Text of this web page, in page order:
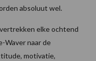
absoluut wel.
elke ochtend
Waver naar de
motivatie,